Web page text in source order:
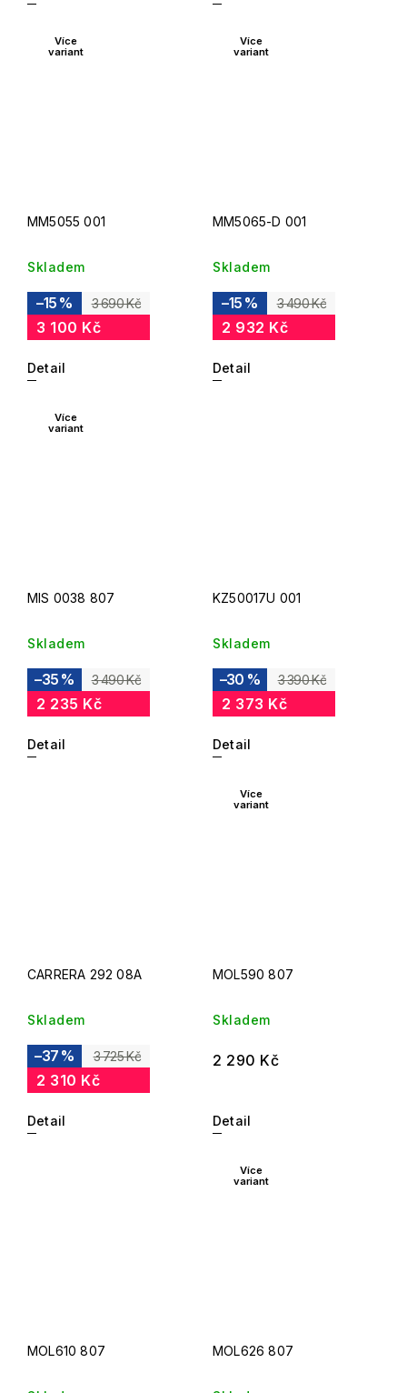
Více
variant
MM5055 001
Skladem
3 690 Kč
–15 %
3 100 Kč
Detail
Více
variant
MM5065-D 001
Skladem
3 490 Kč
–15 %
2 932 Kč
Detail
Více
variant
MIS 0038 807
Skladem
3 490 Kč
–35 %
2 235 Kč
Detail
KZ50017U 001
Skladem
3 390 Kč
–30 %
2 373 Kč
Detail
CARRERA 292 08A
Skladem
3 725 Kč
–37 %
2 310 Kč
Detail
Více
variant
MOL590 807
Skladem
2 290 Kč
Detail
MOL610 807
Více
variant
MOL626 807